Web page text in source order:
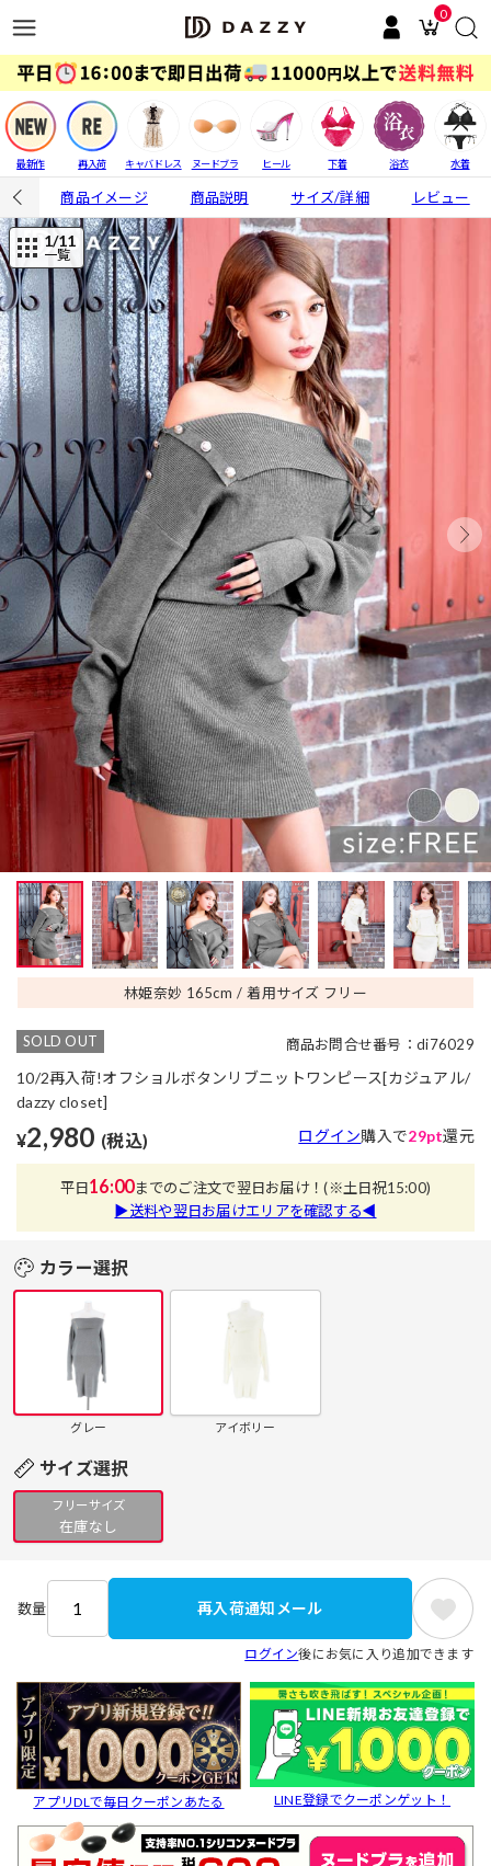
0
最新作 再入荷 キャバドレス ヌードブラ ヒール 下着 浴衣 水着
商品イメージ 商品説明 サイズ/詳細 レビュー
1/11
一覧
林姫奈妙 165cm 着用サイズ フリー
SOLD OUT 商品お問合せ番号：di76029
10/2再入荷!オフショルボタンリブニットワンピース[カジュアル/
dazzy closet]
¥2,980 (税込) ログイン購入で29pt還元
平日16:00までのご注文で翌日お届け！(※土日祝15:00)
▶送料や翌日お届けエリアを確認する◀
カラー選択
グレー アイボリー
サイズ選択
フリーサイズ
在庫なし
数量 再入荷通知メール
ログイン後にお気に入り追加できます
アプリDLで毎日クーポンあたる LINE登録でクーポンゲット！